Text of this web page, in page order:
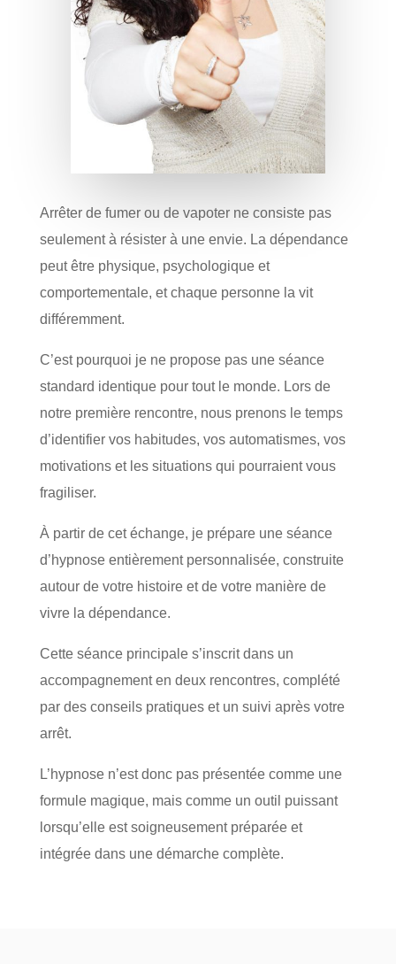
Arrêter de fumer ou de vapoter ne consiste pas
seulement à résister à une envie. La dépendance
peut être physique, psychologique et
comportementale, et chaque personne la vit
différemment.
C’est pourquoi je ne propose pas une séance
standard identique pour tout le monde. Lors de
notre première rencontre, nous prenons le temps
d’identifier vos habitudes, vos automatismes, vos
motivations et les situations qui pourraient vous
fragiliser.
À partir de cet échange, je prépare une séance
d’hypnose entièrement personnalisée, construite
autour de votre histoire et de votre manière de
vivre la dépendance.
Cette séance principale s’inscrit dans un
accompagnement en deux rencontres, complété
par des conseils pratiques et un suivi après votre
arrêt.
L’hypnose n’est donc pas présentée comme une
formule magique, mais comme un outil puissant
lorsqu’elle est soigneusement préparée et
intégrée dans une démarche complète.